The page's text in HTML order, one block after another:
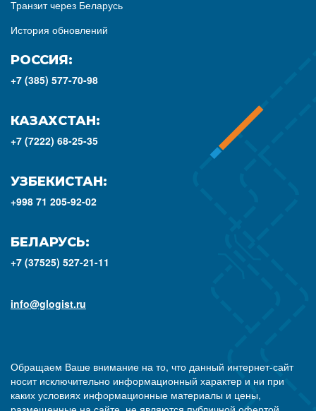
Транзит через Беларусь
История обновлений
РОССИЯ:
+7 (385) 577-70-98
КАЗАХСТАН:
+7 (7222) 68-25-35
УЗБЕКИСТАН:
+998 71 205-92-02
БЕЛАРУСЬ:
+7 (37525) 527-21-11
info@glogist.ru
Обращаем Ваше внимание на то, что данный интернет-сайт
носит исключительно информационный характер и ни при
каких условиях информационные материалы и цены,